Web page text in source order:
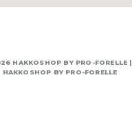
HAKKOSHOP BY PRO-FORELLE
HAKKOSHOP BY PRO-FORELLE